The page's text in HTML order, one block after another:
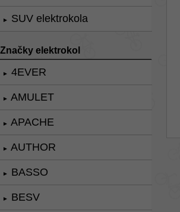
► SUV elektrokola
Značky elektrokol
► 4EVER
► AMULET
► APACHE
► AUTHOR
► BASSO
► BESV